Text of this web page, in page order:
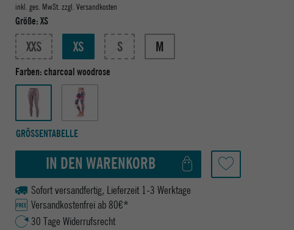
inkl. ges. MwSt. zzgl. Versandkosten
Größe:XS
XXS XS S M
Farben:charcoal woodrose
GRÖSSENTABELLE
IN DEN WARENKORB
Sofort versandfertig, Lieferzeit 1-3 Werktage
Versandkostenfrei ab 80€*
30 Tage Widerrufsrecht